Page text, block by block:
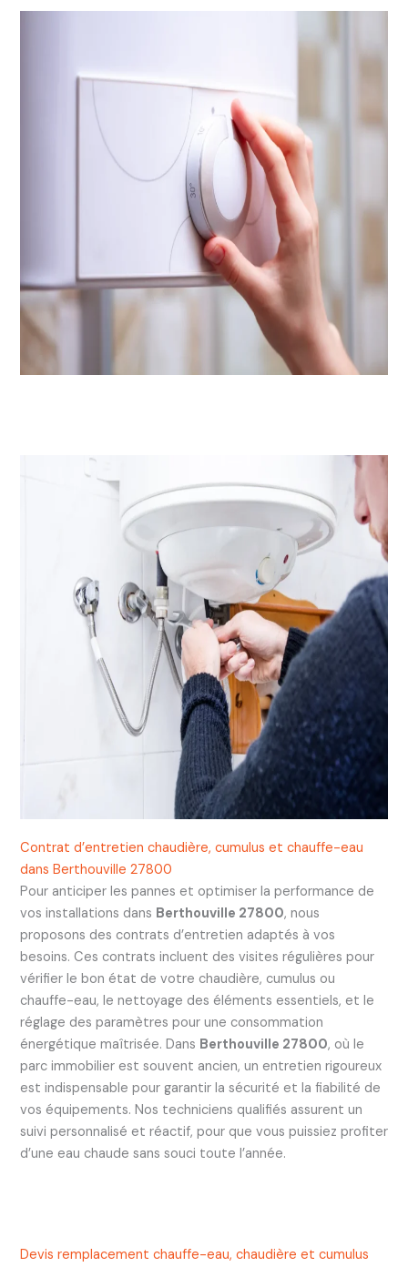
Contrat d’entretien chaudière, cumulus et chauffe-eau
dans Berthouville 27800
Pour anticiper les pannes et optimiser la performance de
vos installations dans Berthouville 27800, nous
proposons des contrats d’entretien adaptés à vos
besoins. Ces contrats incluent des visites régulières pour
vérifier le bon état de votre chaudière, cumulus ou
chauffe-eau, le nettoyage des éléments essentiels, et le
réglage des paramètres pour une consommation
énergétique maîtrisée. Dans Berthouville 27800, où le
parc immobilier est souvent ancien, un entretien rigoureux
est indispensable pour garantir la sécurité et la fiabilité de
vos équipements. Nos techniciens qualifiés assurent un
suivi personnalisé et réactif, pour que vous puissiez profiter
d’une eau chaude sans souci toute l’année.
Devis remplacement chauffe-eau, chaudière et cumulus